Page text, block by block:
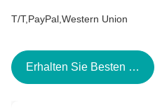
T/T,PayPal,Western Union
Erhalten Sie Besten Preis